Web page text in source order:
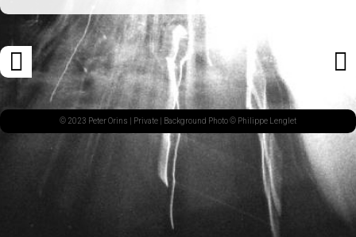
Navigation
des
articles
ARTICLE
PRÉCÉDENT© 2023 Peter Orins | Private | Background Photo © Philippe Lenglet